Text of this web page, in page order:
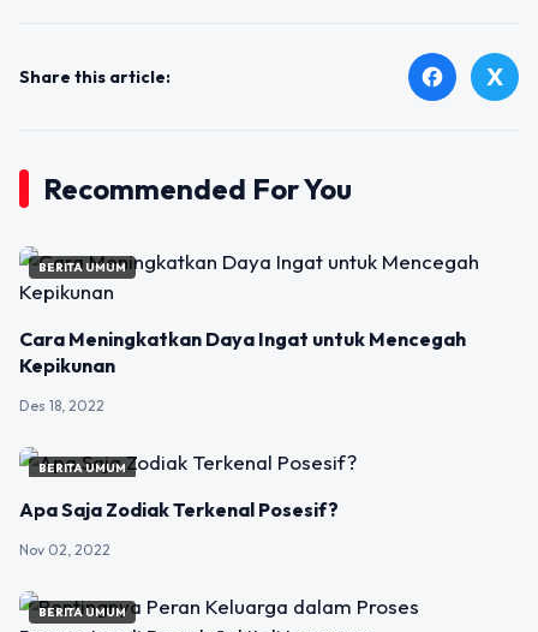
Share this article: facebook X
Recommended For You
BERITA UMUM
Cara Meningkatkan Daya Ingat untuk Mencegah
Kepikunan
Des 18, 2022
BERITA UMUM
Apa Saja Zodiak Terkenal Posesif?
Nov 02, 2022
BERITA UMUM